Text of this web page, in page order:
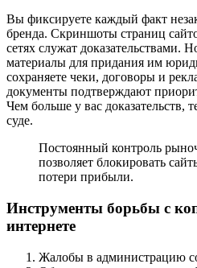
Вы фиксируете каждый факт
бренда. Скриншоты страниц
сетях служат доказательствами.
материалы для придания им
сохраняете чеки, договоры и
документы подтверждают
Чем больше у вас
суде.
Постоянный контроль
позволяет блокировать
потери прибыли.
Инструменты борьбы с
интернете
Жалобы в администрацию